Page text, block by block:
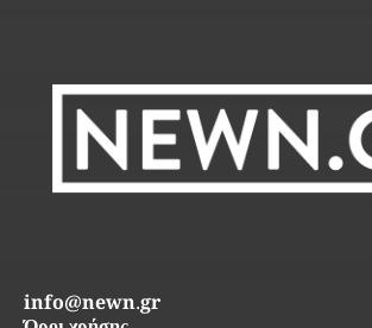
info@newn.gr